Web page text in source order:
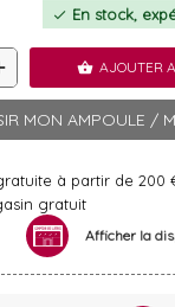
check En stock,
shopping_basket AJOUTER
MON AMPOULE /
à partir de 200
gratuit
Afficher la